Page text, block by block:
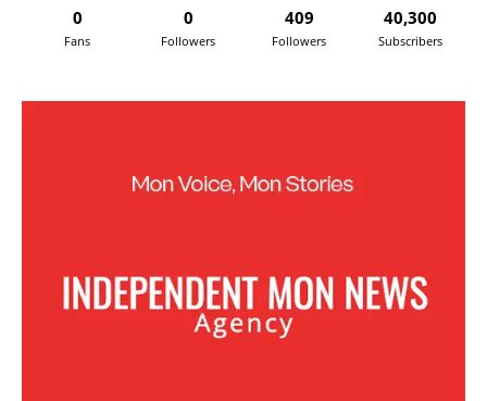
0
Fans
0
Followers
409
Followers
40,300
Subscribers